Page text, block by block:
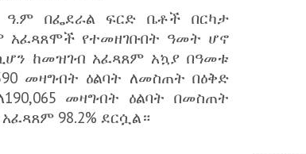
ዓ.ም በፌደራል ፍርድ ቤቶች በርካታ
አፈጻጸሞች የተመዘገቡበት ዓመት ሆኖ
ከመዝገብ አፈጻጸም አኳያ በዓመቱ
መዛግብት ዕልባት ለመስጠት በዕቅድ
መዛግብት ዕልባት በመስጠት
98.2% ደርሷል።